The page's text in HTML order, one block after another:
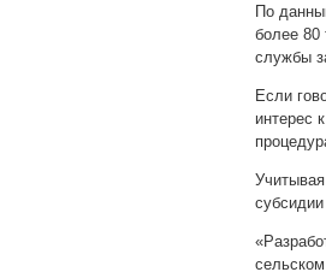
По
более 80
службы
Если
интерес